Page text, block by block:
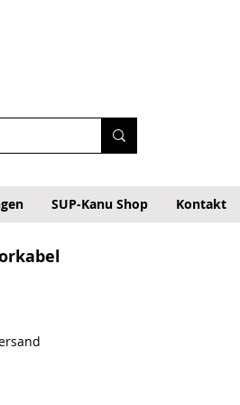
SUP-Kanu Shop Kontakt